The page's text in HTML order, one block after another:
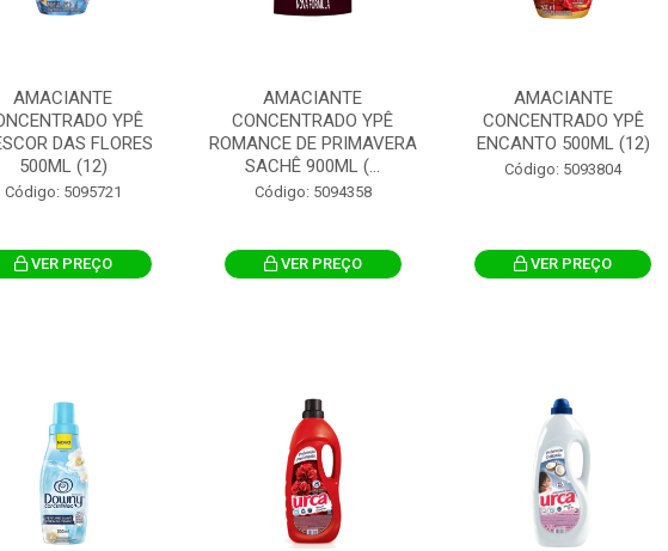
AMACIANTE
YPÊ
DAS FLORES
500ML (12)
Código: 5095721
VER PREÇO
AMACIANTE
CONCENTRADO YPÊ
ROMANCE DE PRIMAVERA
SACHÊ 900ML (...
Código: 5094358
VER PREÇO
AMACIANTE
CONCENTRADO YPÊ
ENCANTO 500ML (12)
Código: 5093804
VER PREÇO